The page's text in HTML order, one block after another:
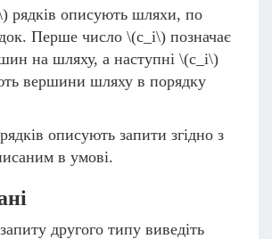
рядків описують шляхи, по
Перше число \(c_i\) позначає
на шляху, а наступні \(c_i\)
вершини шляху в порядку
рядків описують запити згідно з
в умові.
другого типу виведіть